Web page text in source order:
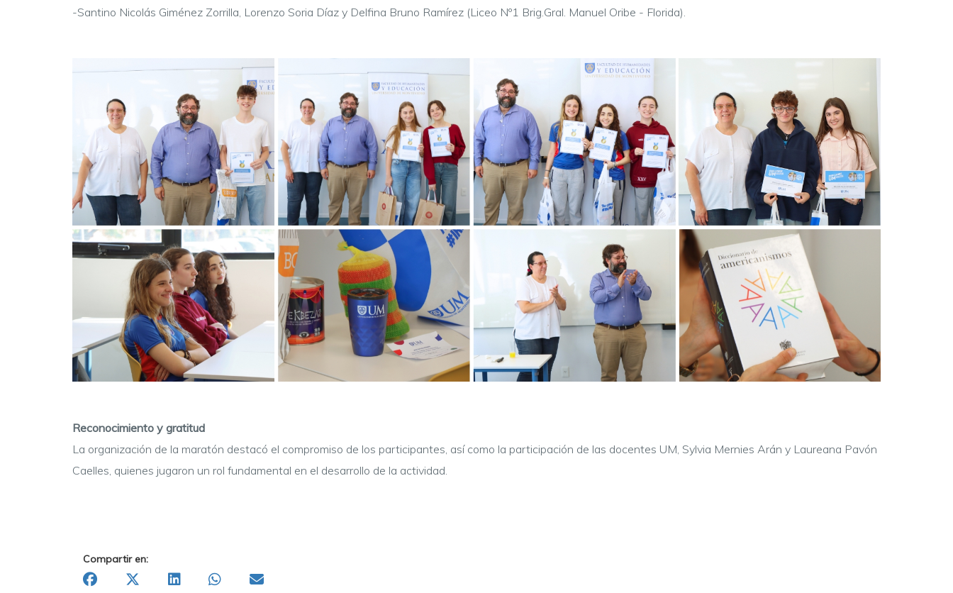
-Santino Nicolás Giménez Zorrilla, Lorenzo Soria Díaz y Delfina Bruno Ramírez (Liceo Nº1 Brig.Gral. Manuel Oribe - Florida).
Reconocimiento y gratitud
La organización de la maratón destacó el compromiso de los participantes, así como la participación de las docentes UM, Sylvia Mernies Arán y Laureana Pavón
Caelles, quienes jugaron un rol fundamental en el desarrollo de la actividad.
Compartir en: